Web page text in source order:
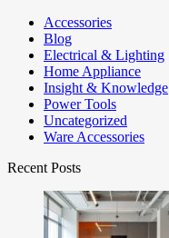
Accessories
Blog
Electrical & Lighting
Home Appliance
Insight & Knowledge
Power Tools
Uncategorized
Ware Accessories
Recent Posts